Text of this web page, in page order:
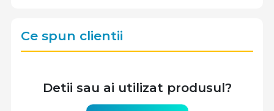
Ce spun clientii
Detii sau ai utilizat produsul?